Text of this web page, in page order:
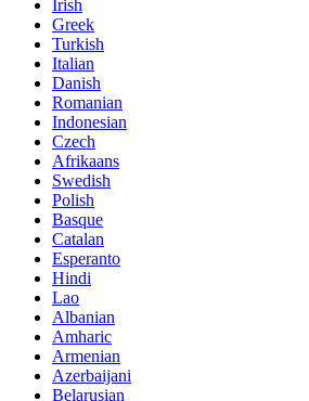
Irish
Greek
Turkish
Italian
Danish
Romanian
Indonesian
Czech
Afrikaans
Swedish
Polish
Basque
Catalan
Esperanto
Hindi
Lao
Albanian
Amharic
Armenian
Azerbaijani
Belarusian